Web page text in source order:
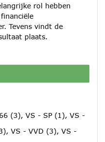
rol hebben
Tevens vindt de
plaats.
(3), VS - SP (1), VS -
VS - VVD (3), VS -